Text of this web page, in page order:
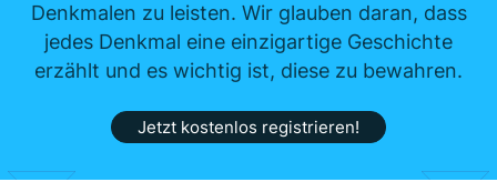
Denkmalen zu leisten. Wir glauben daran, dass
jedes Denkmal eine einzigartige Geschichte
erzählt und es wichtig ist, diese zu bewahren.
Jetzt kostenlos registrieren!